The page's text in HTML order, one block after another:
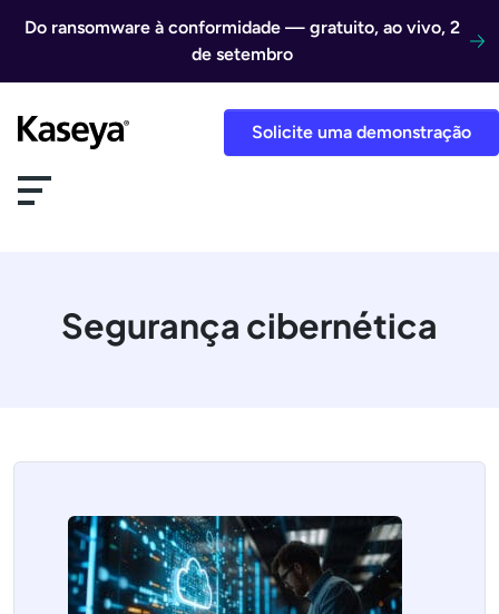
Do ransomware à conformidade — gratuito, ao vivo, 2
de setembro
Solicite uma demonstração
Segurança cibernética